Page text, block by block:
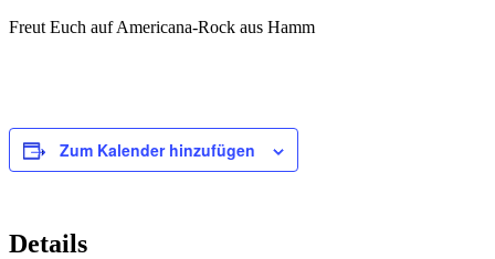
Freut Euch auf Americana-Rock aus Hamm
Zum Kalender hinzufügen
Details